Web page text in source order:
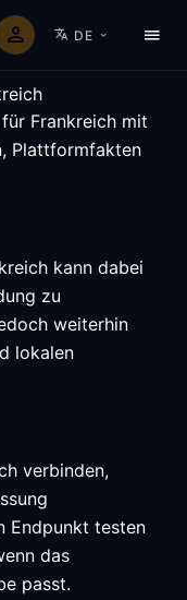
DE
Frankreich mit
Plattformfakten
kann dabei
zu
weiterhin
lokalen
verbinden,
Endpunkt testen
das
passt.